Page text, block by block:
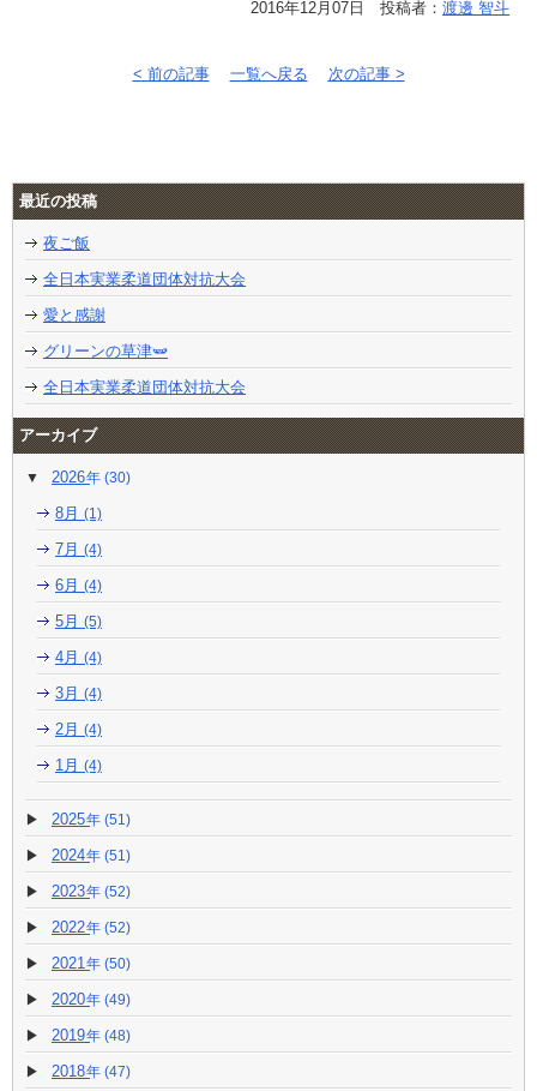
2016年12月07日 投稿者： 渡邊 智斗
< 前の記事 一覧へ戻る 次の記事 >
最近の投稿
夜ご飯
全日本実業柔道団体対抗大会
愛と感謝
グリーンの草津🫛
全日本実業柔道団体対抗大会
アーカイブ
2026 (30)
8月 (1)
7月 (4)
6月 (4)
5月 (5)
4月 (4)
3月 (4)
2月 (4)
1月 (4)
2025 (51)
2024 (51)
2023 (52)
2022 (52)
2021 (50)
2020 (49)
2019 (48)
2018 (47)